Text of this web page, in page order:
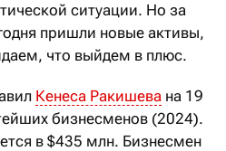
ситуации. Но за
пришли новые активы,
что выйдем в плюс.
Кенеса Ракишева на 19
бизнесменов (2024).
в $435 млн. Бизнесмен